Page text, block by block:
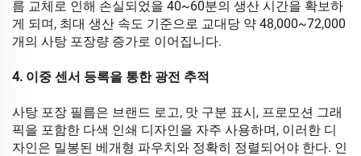
름 교체로 인해 손실되었을 40~60분의 생산 시간을 확보하
게 되며, 최대 생산 속도 기준으로 교대당 약 48,000~72,000
개의 사탕 포장량 증가로 이어집니다.
4. 이중 센서 등록을 통한 광전 추적
사탕 포장 필름은 브랜드 로고, 맛 구분 표시, 프로모션 그래
픽을 포함한 다색 인쇄 디자인을 자주 사용하며, 이러한 디
자인은 밀봉된 베개형 파우치와 정확히 정렬되어야 한다. 인